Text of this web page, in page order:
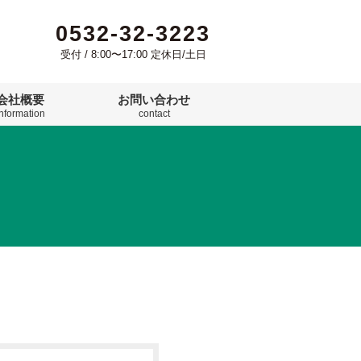
0532-32-3223
受付 / 8:00〜17:00 定休日/土日
社概要 お問い合わせ
contact